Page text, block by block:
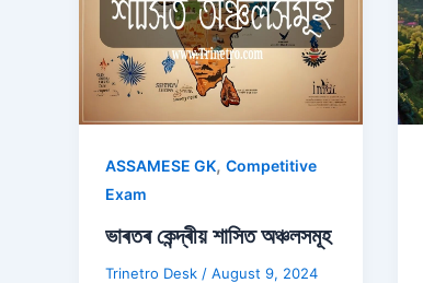
ASSAMESE GK, Competitive
Exam
ভাৰতৰ কেন্দ্ৰীয় শাসিত অঞ্চলসমূহ
Trinetro Desk / August 9, 2024